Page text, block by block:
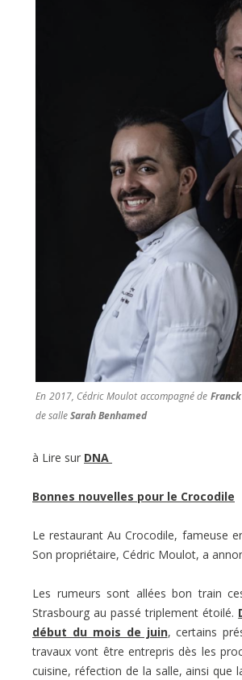
En 2017, Cédric Moulot accompagné de
de salleSarah Benhamed
à Lire sur DNA
Bonnes nouvelles pour le Crocodile
Le restaurant Au Crocodile, fameuse
Son propriétaire, Cédric Moulot, a
Les rumeurs sont allées bon train
Strasbourg au passé triplement étoilé.
début du mois de juin, certains
travaux vont être entrepris dès les
cuisine, réfection de la salle, ainsi que